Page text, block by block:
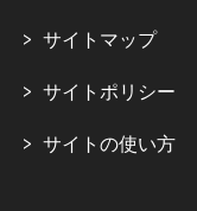
サイトマップ
サイトポリシー
サイトの使い方